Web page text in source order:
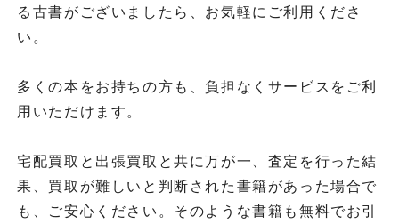
る古書がございましたら、お気軽にご利用くださ
い。
多くの本をお持ちの方も、負担なくサービスをご利
用いただけます。
宅配買取と出張買取と共に万が一、査定を行った結
果、買取が難しいと判断された書籍があった場合で
も、ご安心ください。そのような書籍も無料でお引